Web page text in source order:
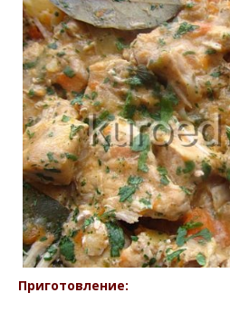
Приготовление: